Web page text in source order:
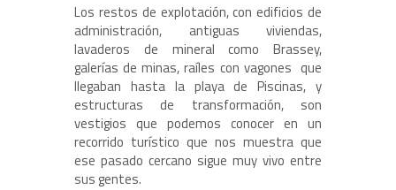
Los restos de explotación, con edificios de
administración, antiguas viviendas,
lavaderos de mineral como Brassey,
galerías de minas, raíles con vagones que
llegaban hasta la playa de Piscinas, y
estructuras de transformación, son
vestigios que podemos conocer en un
recorrido turístico que nos muestra que
ese pasado cercano sigue muy vivo entre
sus gentes.